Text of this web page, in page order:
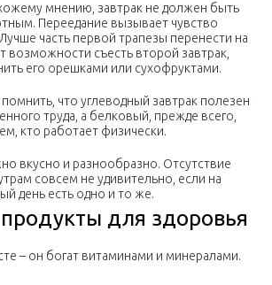
мнению, завтрак не должен быть
Переедание вызывает чувство
часть первой трапезы перенести на
возможности съесть второй завтрак,
его орешками или сухофруктами.
что углеводный завтрак полезен
труда, а белковый, прежде всего,
кто работает физически.
вкусно и разнообразно. Отсутствие
совсем не удивительно, если на
день есть одно и то же.
для здоровья
– он богат витаминами и минералами.